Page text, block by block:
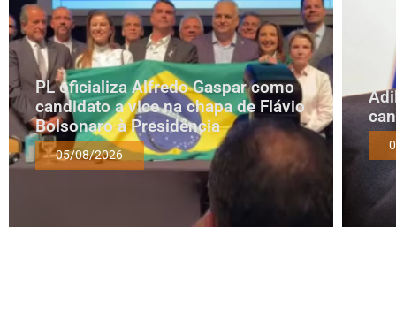
PL oficializa Alfredo Gaspar como
candidato a vice na chapa de Flávio
Bolsonaro à Presidência
05/08/2026